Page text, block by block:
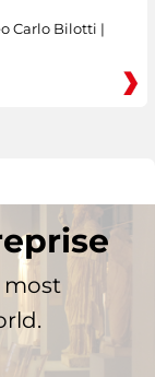
Carlo Bilotti |
most